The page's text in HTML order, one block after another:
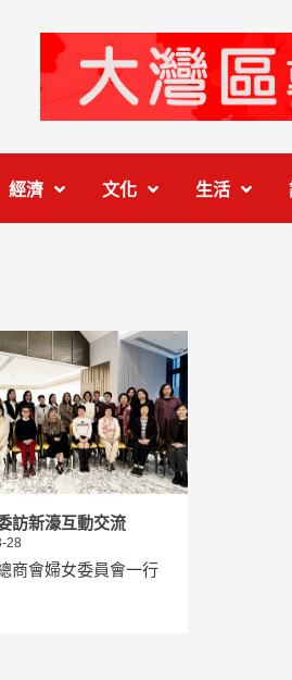
經濟 文化 生活
訪新濠互動交流
28
商會婦女委員會一行